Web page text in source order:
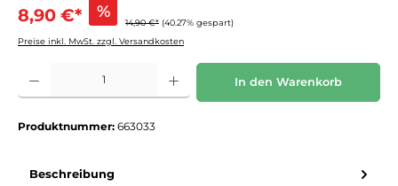
8,90 €* %
14,90 €* (40.27% gespart)
Preise inkl. MwSt. zzgl. Versandkosten
Produkt Anzahl: Gib den gewünschten Wert ein oder benutze die Schaltflächen um
In den Warenkorb
Produktnummer: 663033
Beschreibung